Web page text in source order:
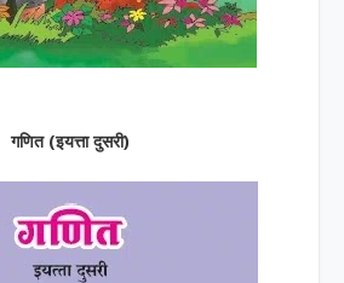
गणित (इयत्ता दुसरी)